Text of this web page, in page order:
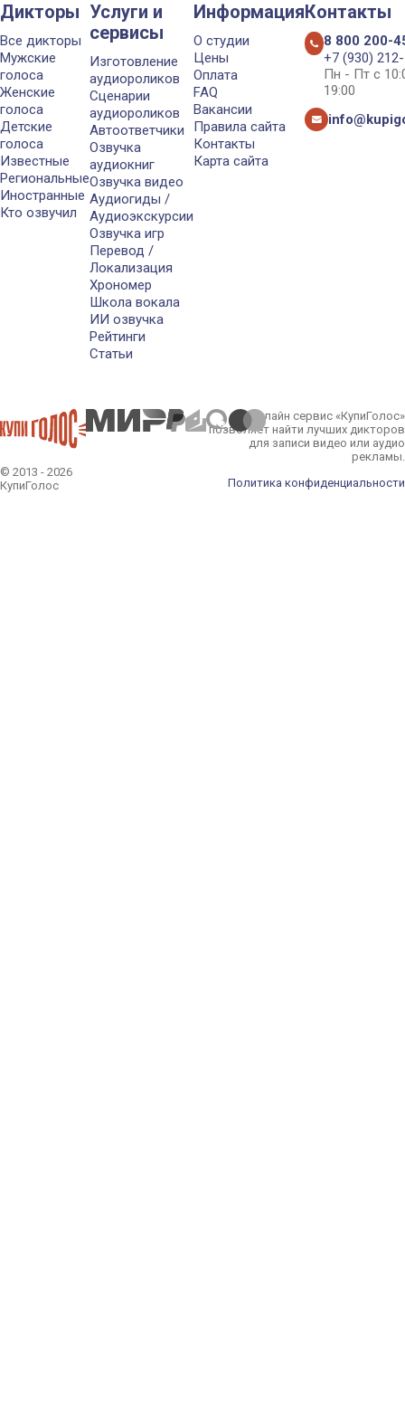
Дикторы
Все дикторы
Мужские
голоса
Женские
голоса
Детские
голоса
Известные
Региональные
Иностранные
Кто озвучил
Услуги и
сервисы
Изготовление
аудиороликов
Сценарии
аудиороликов
Автоответчики
Озвучка
аудиокниг
Озвучка видео
Аудиогиды /
Аудиоэкскурсии
Озвучка игр
Перевод /
Локализация
Хрономер
Школа вокала
ИИ озвучка
Рейтинги
Статьи
Информация
О студии
Цены
Оплата
FAQ
Вакансии
Правила сайта
Контакты
Карта сайта
Контакты
8 800 200-
+7 (930)
Пн - Пт с
19:00
© 2013 - 2026
КупиГолос
Онлайн сервис «КупиГолос»
позволяет найти лучших дикторов
для записи видео или аудио
рекламы.
Политика конфиденциальности